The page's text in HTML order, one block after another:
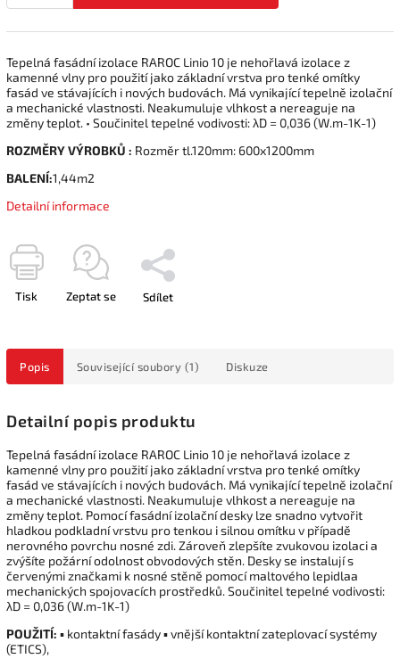
Tepelná fasádní izolace RAROC Linio 10 je nehořlavá izolace z
kamenné vlny pro použití jako základní vrstva pro tenké omítky
fasád ve stávajících i nových budovách. Má vynikající tepelně izolační
a mechanické vlastnosti. Neakumuluje vlhkost a nereaguje na
změny teplot. • Součinitel tepelné vodivosti: λD = 0,036 (W.m-1K-1)
ROZMĚRY VÝROBKŮ : Rozměr tl.120mm: 600x1200mm
BALENÍ:1,44m2
Detailní informace
Tisk Zeptat se Sdílet
Popis Související soubory (1) Diskuze
Detailní popis produktu
Tepelná fasádní izolace RAROC Linio 10 je nehořlavá izolace z
kamenné vlny pro použití jako základní vrstva pro tenké omítky
fasád ve stávajících i nových budovách. Má vynikající tepelně izolační
a mechanické vlastnosti. Neakumuluje vlhkost a nereaguje na
změny teplot. Pomocí fasádní izolační desky lze snadno vytvořit
hladkou podkladní vrstvu pro tenkou i silnou omítku v případě
nerovného povrchu nosné zdi. Zároveň zlepšíte zvukovou izolaci a
zvýšíte požární odolnost obvodových stěn. Desky se instalují s
červenými značkami k nosné stěně pomocí maltového lepidlaa
mechanických spojovacích prostředků. Součinitel tepelné vodivosti:
λD = 0,036 (W.m-1K-1)
POUŽITÍ: ▪ kontaktní fasády ▪ vnější kontaktní zateplovací systémy
(ETICS),